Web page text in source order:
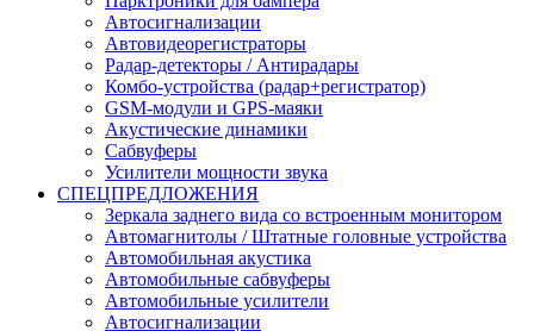
Автосигнализации
Автовидеорегистраторы
Радар-детекторы / Антирадары
Комбо-устройства (радар+регистратор)
GSM-модули и GPS-маяки
Акустические динамики
Сабвуферы
Усилители мощности звука
СПЕЦПРЕДЛОЖЕНИЯ
Зеркала заднего вида со встроенным монитором
Автомагнитолы / Штатные головные устройства
Автомобильная акустика
Автомобильные сабвуферы
Автомобильные усилители
Автосигнализации